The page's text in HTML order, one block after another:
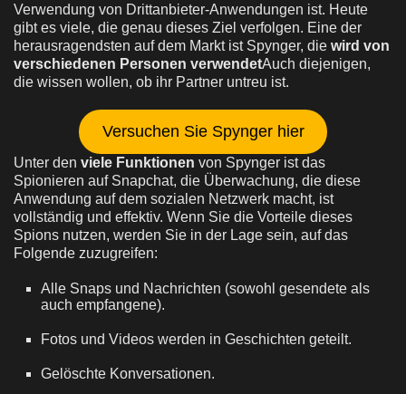
Verwendung von Drittanbieter-Anwendungen ist. Heute
gibt es viele, die genau dieses Ziel verfolgen. Eine der
herausragendsten auf dem Markt ist Spynger, die wird von
verschiedenen Personen verwendetAuch diejenigen,
die wissen wollen, ob ihr Partner untreu ist.
Versuchen Sie Spynger hier
Unter den viele Funktionen von Spynger ist das
Spionieren auf Snapchat, die Überwachung, die diese
Anwendung auf dem sozialen Netzwerk macht, ist
vollständig und effektiv. Wenn Sie die Vorteile dieses
Spions nutzen, werden Sie in der Lage sein, auf das
Folgende zuzugreifen:
Alle Snaps und Nachrichten (sowohl gesendete als
auch empfangene).
Fotos und Videos werden in Geschichten geteilt.
Gelöschte Konversationen.